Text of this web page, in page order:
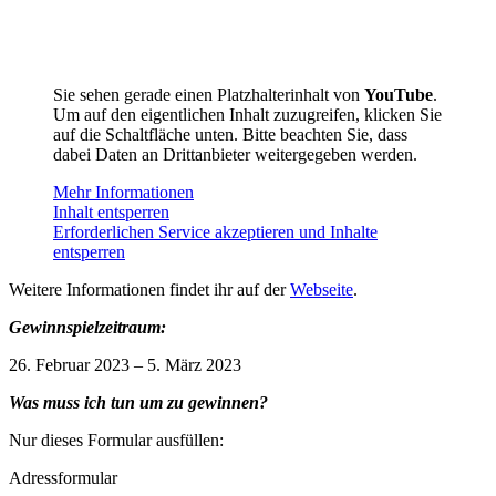
Sie sehen gerade einen Platzhalterinhalt von YouTube.
Um auf den eigentlichen Inhalt zuzugreifen, klicken Sie
auf die Schaltfläche unten. Bitte beachten Sie, dass
dabei Daten an Drittanbieter weitergegeben werden.
Mehr Informationen
Inhalt entsperren
Erforderlichen Service akzeptieren und Inhalte
entsperren
Weitere Informationen findet ihr auf derWebseite.
Gewinnspielzeitraum:
26. Februar 2023 – 5. März 2023
Was muss ich tun um zu gewinnen?
Nur dieses Formular ausfüllen:
Adressformular